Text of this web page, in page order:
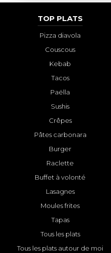
TOP PLATS
Pizza diavola
Couscous
Kebab
Tacos
Paëlla
Sushis
Crêpes
Pâtes carbonara
Burger
Raclette
Buffet à volonté
Lasagnes
Moules frites
Tapas
Tous les plats
Tous les plats autour de moi